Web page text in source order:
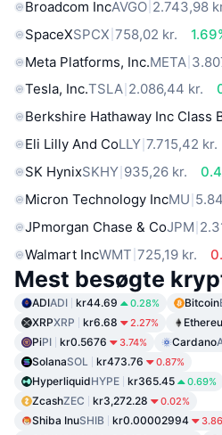
Broadcom IncAVGO 2.743,98
SpaceXSPCX 758,02 kr.
Meta Platforms, Inc.META
Tesla, Inc.TSLA 2.086,44 kr.
Berkshire Hathaway Inc Class
Eli Lilly And CoLLY 7.715,42 kr.
SK HynixSKHY 935,26 kr.
Micron Technology IncMU
JPmorgan Chase & CoJPM
Walmart IncWMT 725,19 kr.
Mest besøgte
ADIADI kr44.69 0.28% Bitcoin
XRPXRP kr6.68 2.27%
PiPI kr0.5676 3.74% Cardano
SolanaSOL kr473.76 0.87%
HyperliquidHYPE kr365.45 0.69%
ZcashZEC kr3,272.28 0.02%
Shiba InuSHIB kr0.00002994